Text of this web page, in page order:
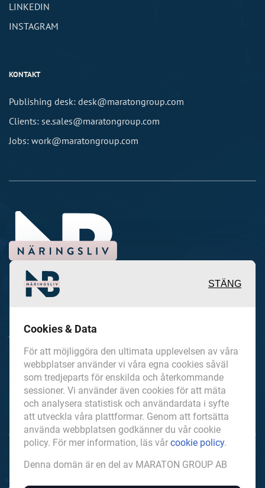
LINKEDIN
INSTAGRAM
KONTAKT
Publishing desk: desk@maratongroup.com
Clients: se.sales@maratongroup.com
Jobs: work@maratongroup.com
värdefulla berättelser och
reportage från och om det lokala
näringslivet och dess aktörer samt
en hel del annan läsvärt innehåll.
NorrbottensNaringsliv.se är en del av mediakoncernen
STÄNG
Cookies & Data
För att möjliggöra den ultimata upplevelsen av våra
webbplatser använder vi våra egna cookies såväl
som tredjeparts för enskilda och återkommande
sessioner. Vi använder även cookies för att mäta
och analysera statistisk och användardata i syfte
att utveckla våra plattformar. Genom att fortsätta
använda webbplatsen godkänner du vår cookie
policy. För mer information, läs vår cookie policy.
Denna domän är en del av MARATON GROUP AB